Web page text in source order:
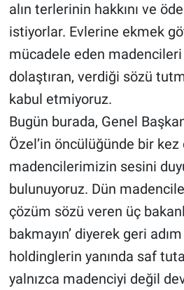
alın terlerinin hakkını ve
istiyorlar. Evlerine ekmek
mücadele eden madencileri
dolaştıran, verdiği sözü
kabul etmiyoruz.
Bugün burada, Genel
Özel’in öncülüğünde bir kez
madencilerimizin sesini
bulunuyoruz. Dün
çözüm sözü veren üç
bakmayın’ diyerek geri
holdinglerin yanında saf
yalnızca madenciyi değil